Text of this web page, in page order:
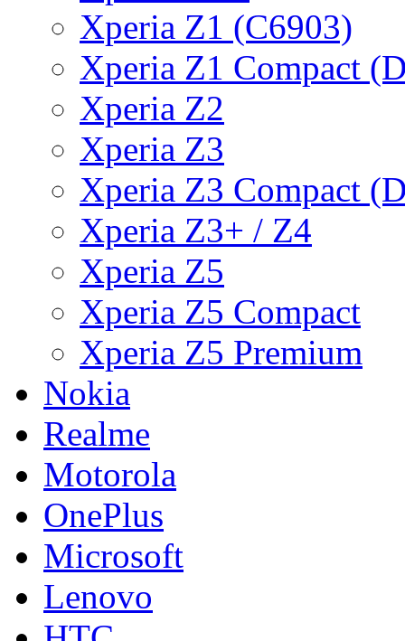
Xperia Z1 (C6903)
Xperia Z1 Compact
Xperia Z2
Xperia Z3
Xperia Z3 Compact
Xperia Z3+ / Z4
Xperia Z5
Xperia Z5 Compact
Xperia Z5 Premium
Nokia
Realme
Motorola
OnePlus
Microsoft
Lenovo